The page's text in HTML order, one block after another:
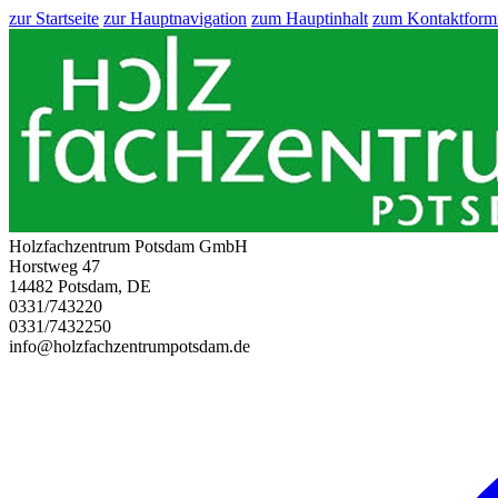
zur Startseite zur Hauptnavigation zum Hauptinhalt zum
Holzfachzentrum Potsdam GmbH
Horstweg 47
14482 Potsdam, DE
0331/743220
0331/7432250
info@holzfachzentrumpotsdam.de